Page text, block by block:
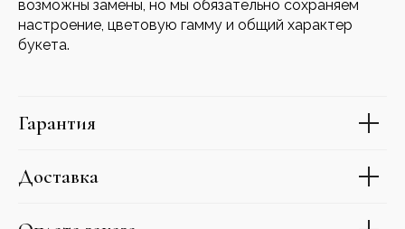
возможны замены, но мы обязательно сохраняем
настроение, цветовую гамму и общий характер
букета.
Гарантия
Доставка